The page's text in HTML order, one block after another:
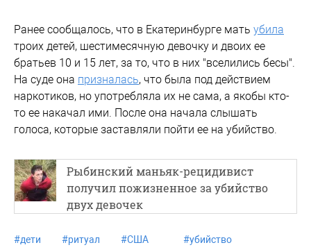
Ранее сообщалось, что в Екатеринбурге мать убила
троих детей, шестимесячную девочку и двоих ее
братьев 10 и 15 лет, за то, что в них "вселились бесы".
На суде она призналась, что была под действием
наркотиков, но употребляла их не сама, а якобы кто-
то ее накачал ими. После она начала слышать
голоса, которые заставляли пойти ее на убийство.
Рыбинский маньяк-рецидивист
получил пожизненное за убийство
двух девочек
#дети #ритуал #США #убийство